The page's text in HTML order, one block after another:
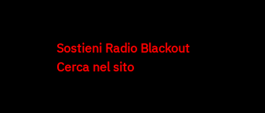
Sostieni Radio Blackout
Cerca nel sito